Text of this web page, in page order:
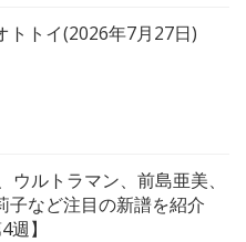
トトイ(2026年7月27日)
ウルトラマン、前島亜美、
子など注目の新譜を紹介
週】